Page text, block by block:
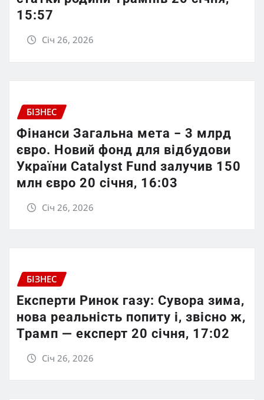
15:57
Січ 26, 2026
БІЗНЕС
Фінанси Загальна мета − 3 млрд
євро. Новий фонд для відбудови
України Catalyst Fund залучив 150
млн євро 20 січня, 16:03
Січ 26, 2026
БІЗНЕС
Експерти Ринок газу: Сувора зима,
нова реальність попиту і, звісно ж,
Трамп — експерт 20 січня, 17:02
Січ 26, 2026